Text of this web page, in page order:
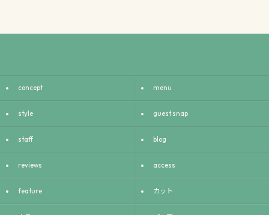
concept menu
style guest snap
staff blog
reviews access
feature カット